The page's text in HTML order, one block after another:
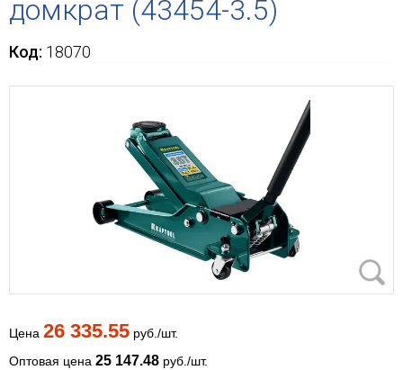
домкрат (43454-3.5)
Код: 18070
Цена 26 335.55 руб./шт.
Оптовая цена 25 147.48 руб./шт.